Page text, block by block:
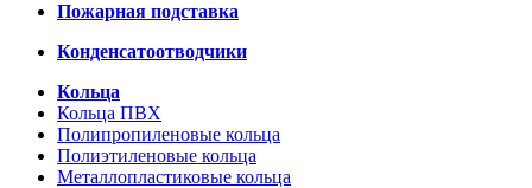
Пожарная подставка
Конденсатоотводчики
Кольца
Кольца ПВХ
Полипропиленовые кольца
Полиэтиленовые кольца
Металлопластиковые кольца